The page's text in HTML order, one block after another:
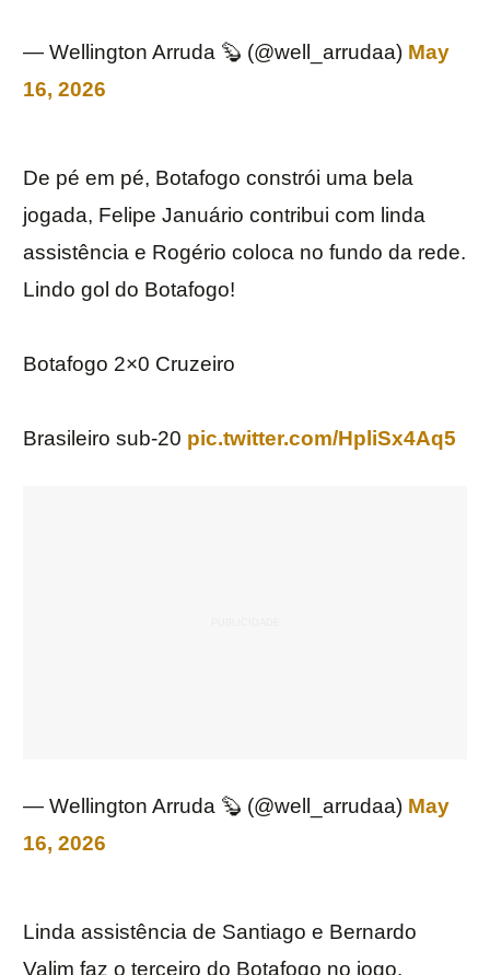
— Wellington Arruda 🦫 (@well_arrudaa) May
16, 2026
De pé em pé, Botafogo constrói uma bela
jogada, Felipe Januário contribui com linda
assistência e Rogério coloca no fundo da rede.
Lindo gol do Botafogo!
Botafogo 2×0 Cruzeiro
Brasileiro sub-20 pic.twitter.com/HpliSx4Aq5
— Wellington Arruda 🦫 (@well_arrudaa) May
16, 2026
Linda assistência de Santiago e Bernardo
Valim faz o terceiro do Botafogo no jogo.